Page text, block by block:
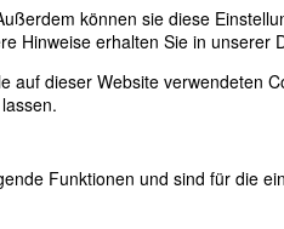
Charles
können sie diese
Hinweise erhalten Sie in unserer
auf dieser Website verwendeten
Funktionen und sind für die